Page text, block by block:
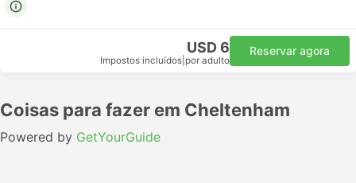
USD 6
Impostos incluídos por adulto
Reservar agora
Coisas para fazer em Cheltenham
Powered by GetYourGuide